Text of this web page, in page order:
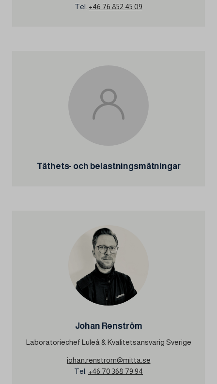
Tel. +46 76 852 45 09
Täthets- och belastningsmätningar
Johan Renström
Laboratoriechef Luleå & Kvalitetsansvarig Sverige
johan.renstrom@mitta.se
Tel. +46 70 368 79 94